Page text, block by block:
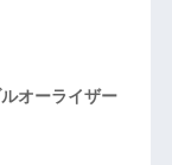
オーライザー